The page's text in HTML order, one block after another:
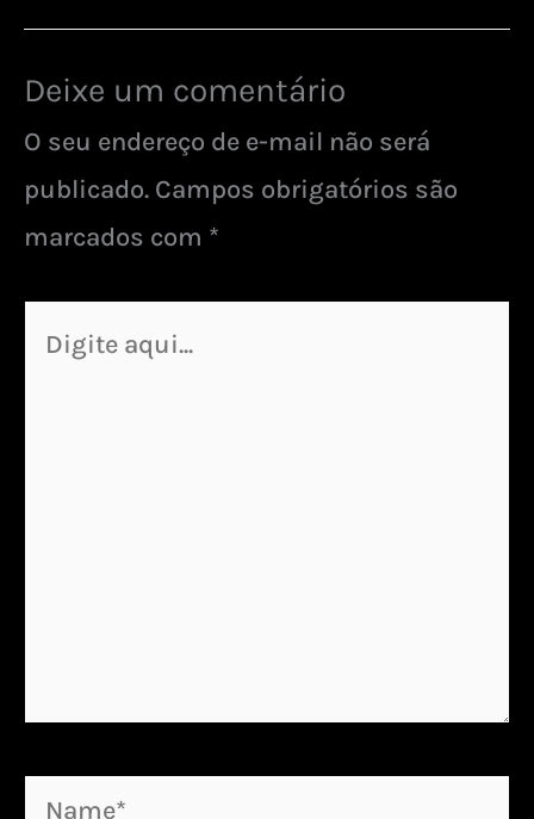
Deixe um comentário
O seu endereço de e-mail não será
publicado. Campos obrigatórios são
marcados com *
aqui...
Name*